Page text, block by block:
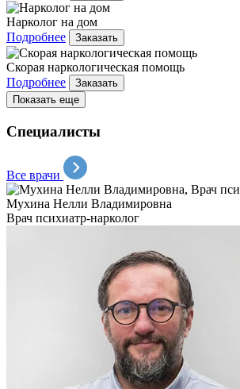
Нарколог на дом
Подробнее
Заказать
Скорая наркологическая помощь
Подробнее
Заказать
Показать еще
Специалисты
Все врачи
Мухина Нелли Владимировна
Врач психиатр-нарколог